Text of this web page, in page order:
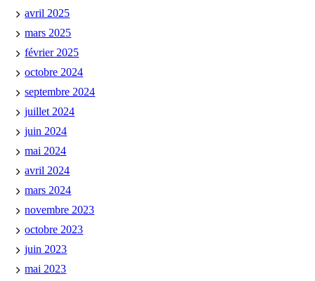
avril 2025
mars 2025
février 2025
octobre 2024
septembre 2024
juillet 2024
juin 2024
mai 2024
avril 2024
mars 2024
novembre 2023
octobre 2023
juin 2023
mai 2023